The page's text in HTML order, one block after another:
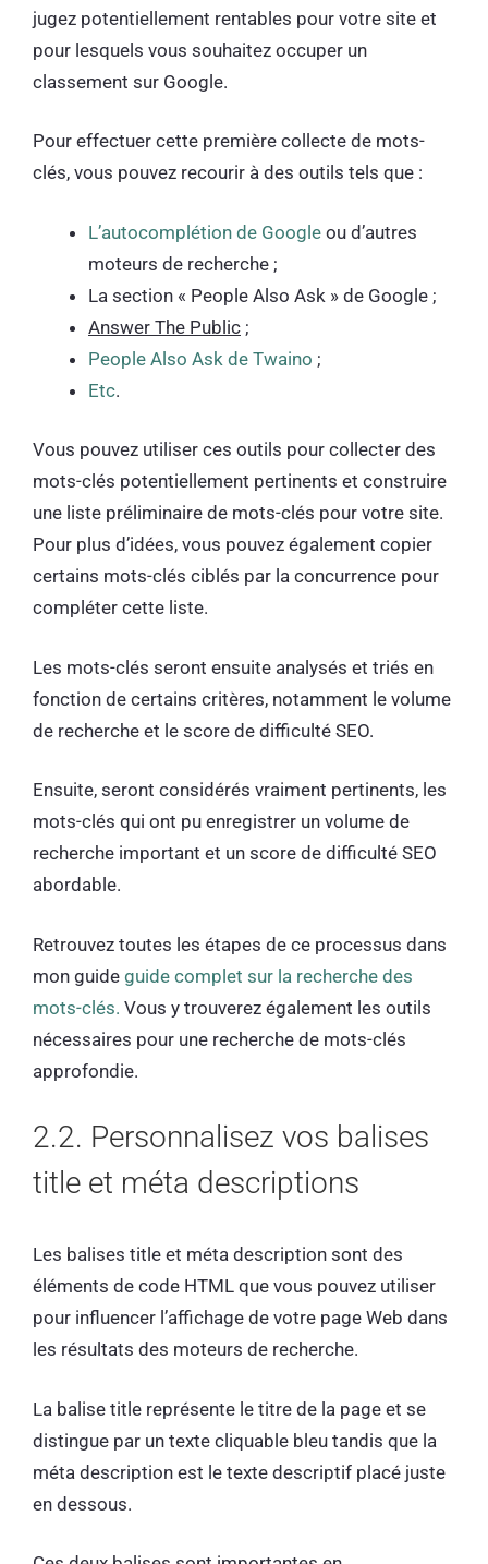
jugez potentiellement rentables pour votre site et
pour lesquels vous souhaitez occuper un
classement sur Google.
Pour effectuer cette première collecte de mots-
clés, vous pouvez recourir à des outils tels que :
L’autocomplétion de Google ou d’autres
moteurs de recherche ;
La section « People Also Ask » de Google ;
Answer The Public ;
People Also Ask de Twaino ;
Etc.
Vous pouvez utiliser ces outils pour collecter des
mots-clés potentiellement pertinents et construire
une liste préliminaire de mots-clés pour votre site.
Pour plus d’idées, vous pouvez également copier
certains mots-clés ciblés par la concurrence pour
compléter cette liste.
Les mots-clés seront ensuite analysés et triés en
fonction de certains critères, notamment le volume
de recherche et le score de difficulté SEO.
Ensuite, seront considérés vraiment pertinents, les
mots-clés qui ont pu enregistrer un volume de
recherche important et un score de difficulté SEO
abordable.
Retrouvez toutes les étapes de ce processus dans
mon guide guide complet sur la recherche des
mots-clés. Vous y trouverez également les outils
nécessaires pour une recherche de mots-clés
approfondie.
2.2. Personnalisez vos balises
title et méta descriptions
Les balises title et méta description sont des
éléments de code HTML que vous pouvez utiliser
pour influencer l’affichage de votre page Web dans
les résultats des moteurs de recherche.
La balise title représente le titre de la page et se
distingue par un texte cliquable bleu tandis que la
méta description est le texte descriptif placé juste
en dessous.